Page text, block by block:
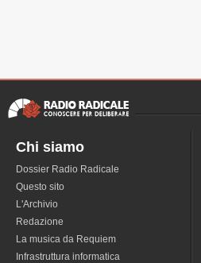
Chi siamo
Dossier Radio Radicale
Questo sito
L'Archivio
Redazione
La musica da Requiem
Infrastruttura informatica